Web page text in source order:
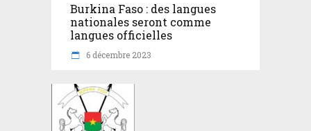
Burkina Faso : des langues
nationales seront comme
langues officielles
6 décembre 2023